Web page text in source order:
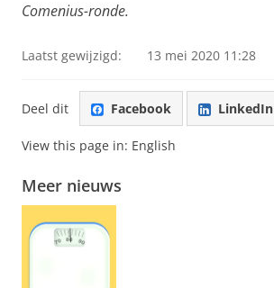
Comenius-ronde.
Laatst gewijzigd: 13 mei 2020 11:28
Deel dit Facebook LinkedIn
View this page in: English
Meer nieuws